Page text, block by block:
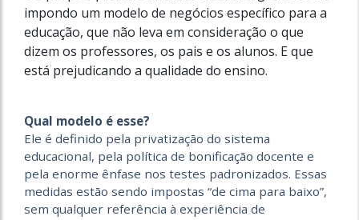
impondo um modelo de negócios específico para a
educação, que não leva em consideração o que
dizem os professores, os pais e os alunos. E que
está prejudicando a qualidade do ensino.
Qual modelo é esse?
Ele é definido pela privatização do sistema
educacional, pela política de bonificação docente e
pela enorme ênfase nos testes padronizados. Essas
medidas estão sendo impostas “de cima para baixo”,
sem qualquer referência à experiência de